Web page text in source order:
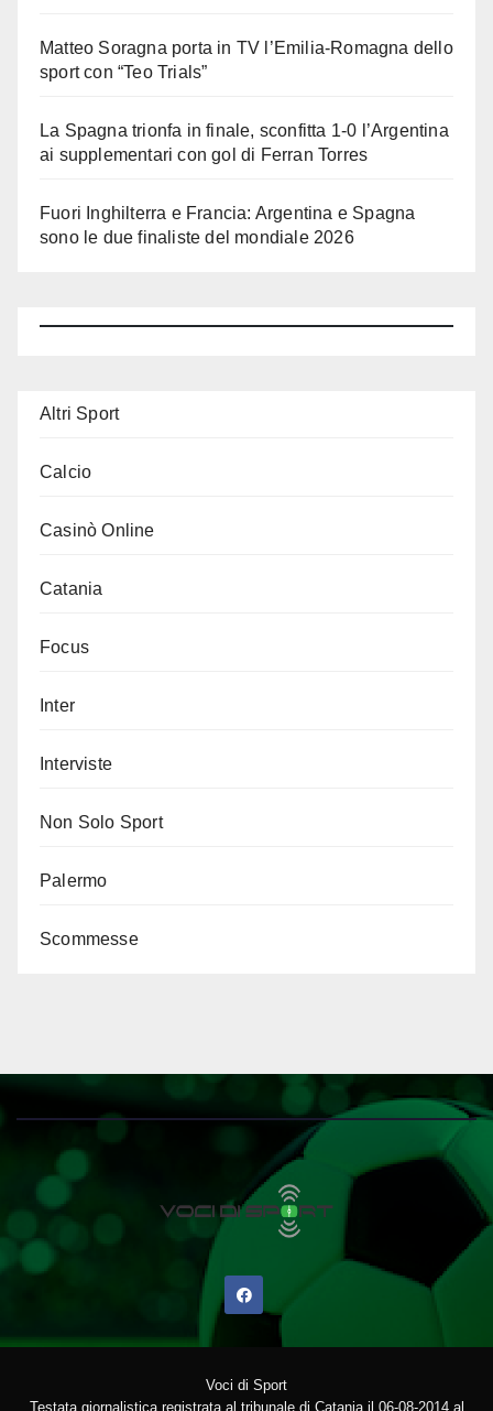
Matteo Soragna porta in TV l’Emilia-Romagna dello
sport con “Teo Trials”
La Spagna trionfa in finale, sconfitta 1-0 l’Argentina
ai supplementari con gol di Ferran Torres
Fuori Inghilterra e Francia: Argentina e Spagna
sono le due finaliste del mondiale 2026
Altri Sport
Calcio
Casinò Online
Catania
Focus
Inter
Interviste
Non Solo Sport
Palermo
Scommesse
Voci di Sport
Testata giornalistica registrata al tribunale di Catania il 06-08-2014 al